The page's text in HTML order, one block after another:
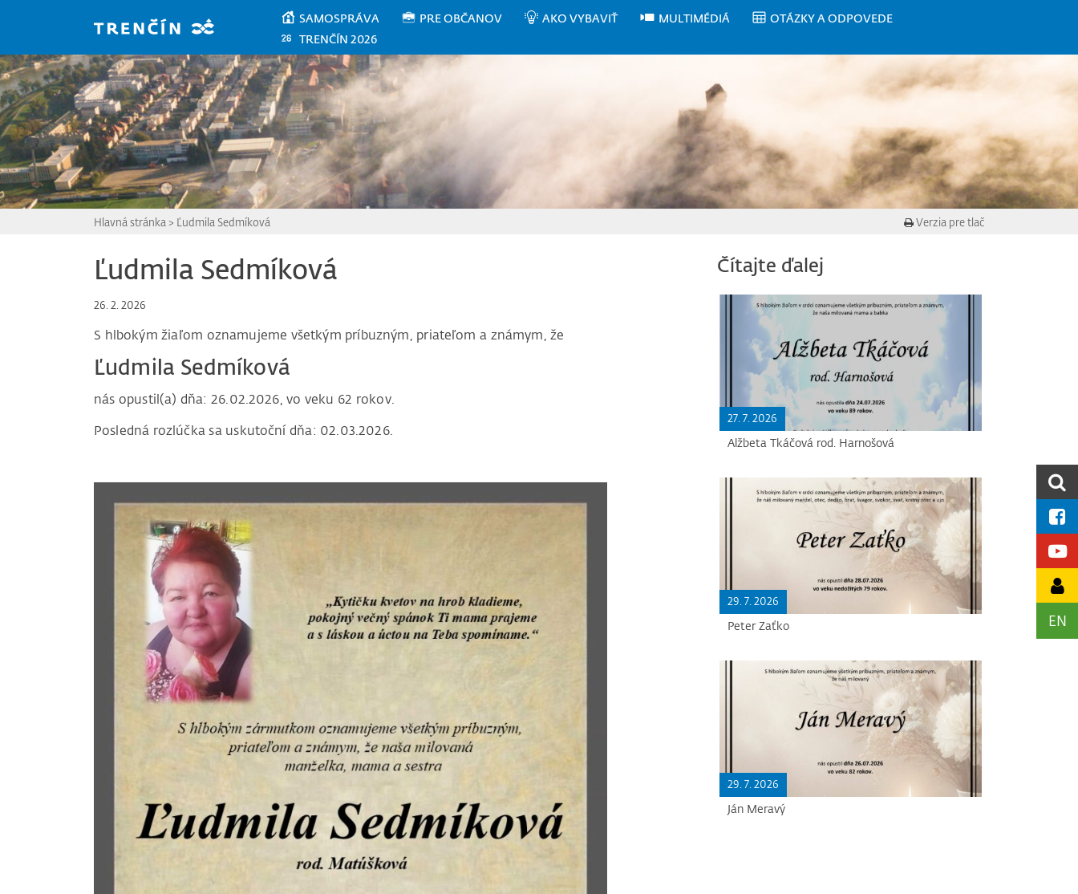
SAMOSPRÁVA PRE OBČANOV AKO VYBAVIŤ MULTIMÉDIÁ
OTÁZKY A ODPOVEDE
TRENČÍN 2026
EN
Hlavná stránka > Ľudmila Sedmíková Verzia pre tlač
Ľudmila Sedmíková
26. 2. 2026
S hlbokým žiaľom oznamujeme všetkým príbuzným, priateľom a známym, že
Ľudmila Sedmíková
nás opustil(a) dňa: 26.02.2026, vo veku 62 rokov.
Posledná rozlúčka sa uskutoční dňa: 02.03.2026.
Čítajte ďalej
27. 7. 2026
Alžbeta Tkáčová rod. Harnošová
29. 7. 2026
Peter Zaťko
29. 7. 2026
Ján Meravý